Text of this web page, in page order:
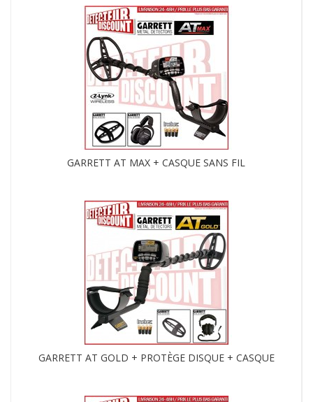
GARRETT AT MAX + CASQUE SANS FIL
GARRETT AT GOLD + PROTÈGE DISQUE + CASQUE